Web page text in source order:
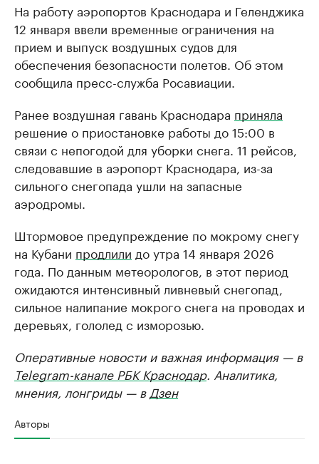
На работу аэропортов Краснодара и Геленджика
12 января ввели временные ограничения на
прием и выпуск воздушных судов для
обеспечения безопасности полетов. Об этом
сообщила пресс-служба Росавиации.
Ранее воздушная гавань Краснодара приняла
решение о приостановке работы до 15:00 в
связи с непогодой для уборки снега. 11 рейсов,
следовавшие в аэропорт Краснодара, из-за
сильного снегопада ушли на запасные
аэродромы.
Штормовое предупреждение по мокрому снегу
на Кубани продлили до утра 14 января 2026
года. По данным метеорологов, в этот период
ожидаются интенсивный ливневый снегопад,
сильное налипание мокрого снега на проводах и
деревьях, гололед с изморозью.
Оперативные новости и важная информация — в
Telegram-канале РБК Краснодар. Аналитика,
мнения, лонгриды — в Дзен
Авторы